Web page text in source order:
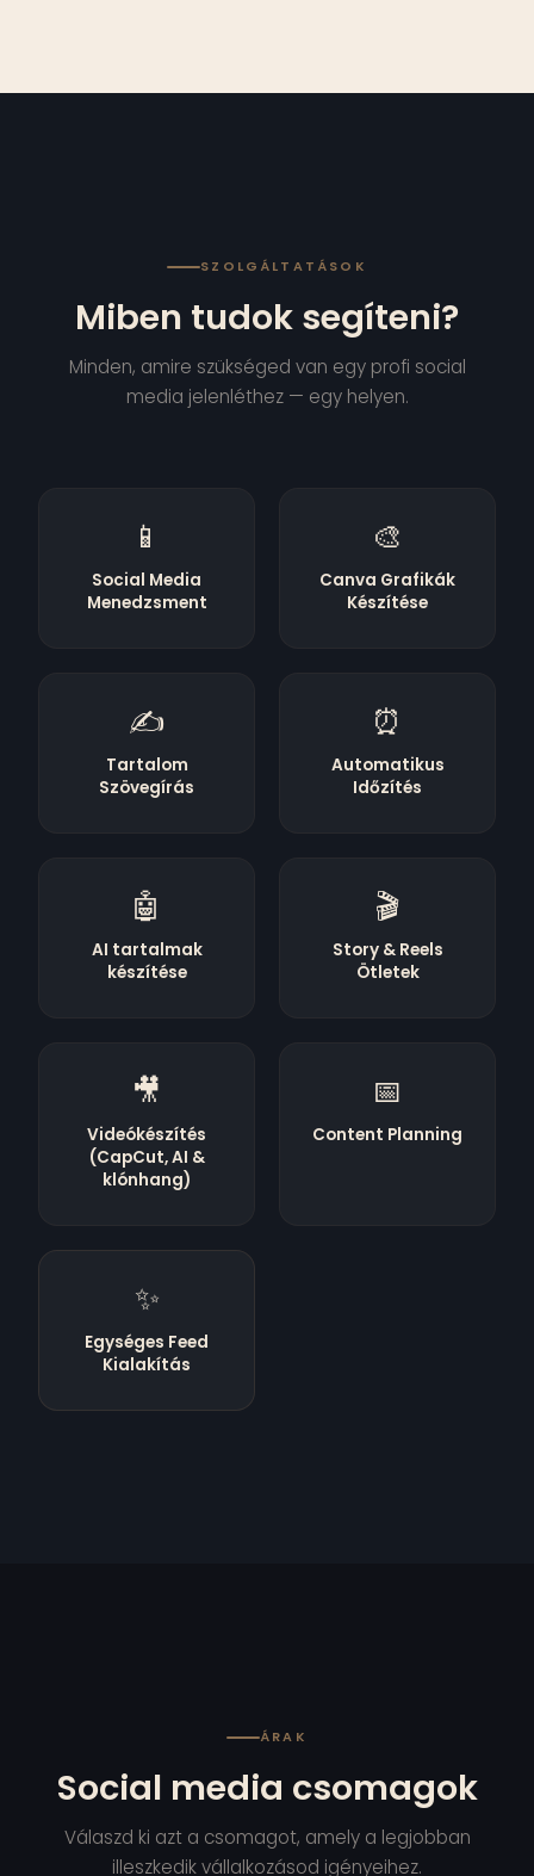
SZOLGÁLTATÁSOK
Miben tudok segíteni?
Minden, amire szükséged van egy profi social
media jelenléthez — egy helyen.
📱
Social Media
Menedzsment
🎨
Canva Grafikák
Készítése
✍️
Tartalom
Szövegírás
⏰
Automatikus
Időzítés
🤖
AI tartalmak
készítése
🎬
Story & Reels
Ötletek
🎥
Videókészítés
(CapCut, AI &
klónhang)
📅
Content Planning
✨
Egységes Feed
Kialakítás
ÁRAK
Social media csomagok
Válaszd ki azt a csomagot, amely a legjobban
illeszkedik vállalkozásod igényeihez.